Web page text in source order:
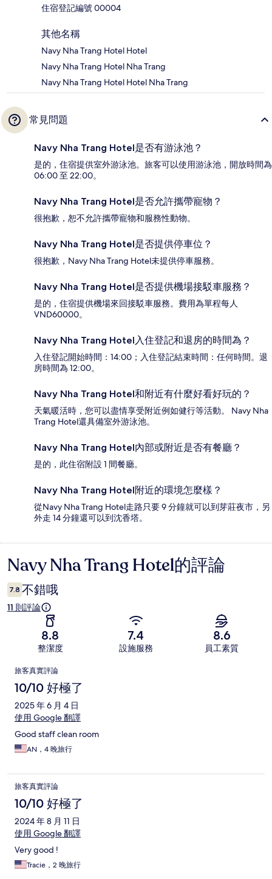
住宿登記編號 00004
其他名稱
Navy Nha Trang Hotel Hotel
Navy Nha Trang Hotel Nha Trang
Navy Nha Trang Hotel Hotel Nha Trang
常見問題
Navy Nha Trang Hotel是否有游泳池？
是的，住宿提供室外游泳池。旅客可以使用游泳池，開放時間為
06:00 至 22:00。
Navy Nha Trang Hotel是否允許攜帶寵物？
很抱歉，恕不允許攜帶寵物和服務性動物。
Navy Nha Trang Hotel是否提供停車位？
很抱歉，Navy Nha Trang Hotel未提供停車服務。
Navy Nha Trang Hotel是否提供機場接駁車服務？
是的，住宿提供機場來回接駁車服務。費用為單程每人
VND60000。
Navy Nha Trang Hotel入住登記和退房的時間為？
入住登記開始時間：14:00；入住登記結束時間：任何時間。退
房時間為 12:00。
Navy Nha Trang Hotel和附近有什麼好看好玩的？
天氣暖活時，您可以盡情享受附近例如健行等活動。 Navy Nha
Trang Hotel還具備室外游泳池。
Navy Nha Trang Hotel內部或附近是否有餐廳？
是的，此住宿附設 1 間餐廳。
Navy Nha Trang Hotel附近的環境怎麼樣？
從Navy Nha Trang Hotel走路只要 9 分鐘就可以到芽莊夜市，另
外走 14 分鐘還可以到沈香塔。
評
論
Navy Nha Trang Hotel的評論
7.8 不錯哦
11 則評論
8.8
整潔度
7.4
設施服務
8.6
員工素質
評
論
旅客真實評論
10/10 好極了
2025 年 6 月 4 日
使用 Google 翻譯
Good staff clean room
AN，4 晚旅行
旅客真實評論
10/10 好極了
2024 年 8 月 11 日
使用 Google 翻譯
Very good !
Tracie，2 晚旅行